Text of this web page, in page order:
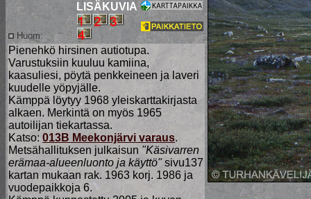
Huom:
LISÄKUVIA
Pienehkö hirsinen autiotupa.
Varustuksiin kuuluu kamiina,
kaasuliesi, pöytä penkkeineen ja laveri
kuudelle yöpyjälle.
Kämppä löytyy 1968 yleiskarttakirjasta
alkaen. Merkintä on myös 1965
autoilijan tiekartassa.
Katso: 013B Meekonjärvi varaus.
Metsähallituksen julkaisun "Käsivarren
erämaa-alueenluonto ja käyttö"sivu137
kartan mukaan rak. 1963 korj. 1986 ja
vuodepaikkoja 6.